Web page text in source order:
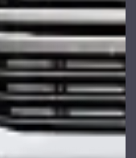
a Avis, sua
Através do
agradável,
uma vasta opção
rotas.
de férias, em